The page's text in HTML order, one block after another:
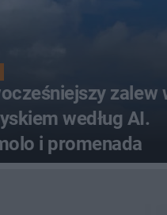
zalew
według AI.
i promenada